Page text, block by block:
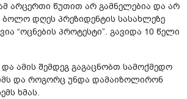
არცერთი წუთით არ გამნელებია და არ
ბოლო დღეს პრეზიდენტის სასახლეზე
“ოცნების პროტესტი”. გავიდა 10 წელი
ამის შემდეგ გაგაცნობთ სამოქმედო
და როგორც უნდა დამაიზოლირონ
ხმას.